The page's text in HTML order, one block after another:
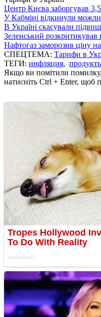
Центр Києва заборгував
У Кабміні відкинули
В Україні скасували
Зеленський
Нафтогаз заморозив ціну
СПЕЦТЕМА: Тарифи в
ТЕГИ: инфляция,
Якщо ви помітили помилку,
натисніть Ctrl + Enter, щоб